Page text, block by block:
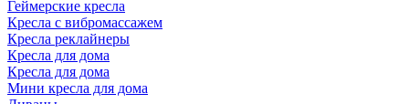
Геймерские кресла
Кресла с вибромассажем
Кресла реклайнеры
Кресла для дома
Кресла для дома
Мини кресла для дома